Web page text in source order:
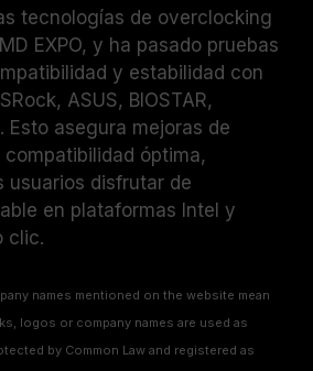
podría no operar a la
memoria TEAMGROUP han
a pruebas bajo condiciones
Para problemas
el procesador o la tarjeta
con el soporte técnico
tecnologías de overclocking
EXPO, y ha pasado pruebas
y estabilidad con
ASUS, BIOSTAR,
Esto asegura mejoras de
óptima,
usuarios disfrutar de
en plataformas Intel y
clic.
names mentioned on the website mean
logos or company names are used as
by Common Law and registered as